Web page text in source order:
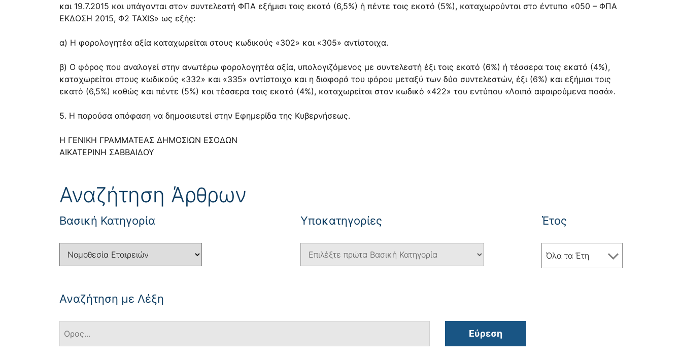
και 19.7.2015 και υπάγονται στον συντελεστή ΦΠΑ εξήμισι τοις εκατό (6,5%) ή πέντε τοις εκατό (5%), καταχωρούνται στο έντυπο «050 – ΦΠΑ
ΕΚΔΟΣΗ 2015, Φ2 TAXIS» ως εξής:
α) Η φορολογητέα αξία καταχωρείται στους κωδικούς «302» και «305» αντίστοιχα.
β) Ο φόρος που αναλογεί στην ανωτέρω φορολογητέα αξία, υπολογιζόμενος με συντελεστή έξι τοις εκατό (6%) ή τέσσερα τοις εκατό (4%),
καταχωρείται στους κωδικούς «332» και «335» αντίστοιχα και η διαφορά του φόρου μεταξύ των δύο συντελεστών, έξι (6%) και εξήμισι τοις
εκατό (6,5%) καθώς και πέντε (5%) και τέσσερα τοις εκατό (4%), καταχωρείται στον κωδικό «422» του εντύπου «Λοιπά αφαιρούμενα ποσά».
5. Η παρούσα απόφαση να δημοσιευτεί στην Εφημερίδα της Κυβερνήσεως.
Η ΓΕΝΙΚΗ ΓΡΑΜΜΑΤΕΑΣ ΔΗΜΟΣΙΩΝ ΕΣΟΔΩΝ
ΑΙΚΑΤΕΡΙΝΗ ΣΑΒΒΑΙΔΟΥ
Αναζήτηση Άρθρων
Βασική Κατηγορία Yποκατηγορίες Έτος
Όλα τα Έτη
Αναζήτηση με Λέξη
Εύρεση